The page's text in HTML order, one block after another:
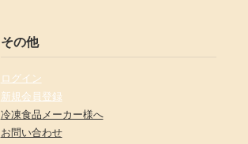
その他
ログイン
新規会員登録
冷凍食品メーカー様へ
お問い合わせ